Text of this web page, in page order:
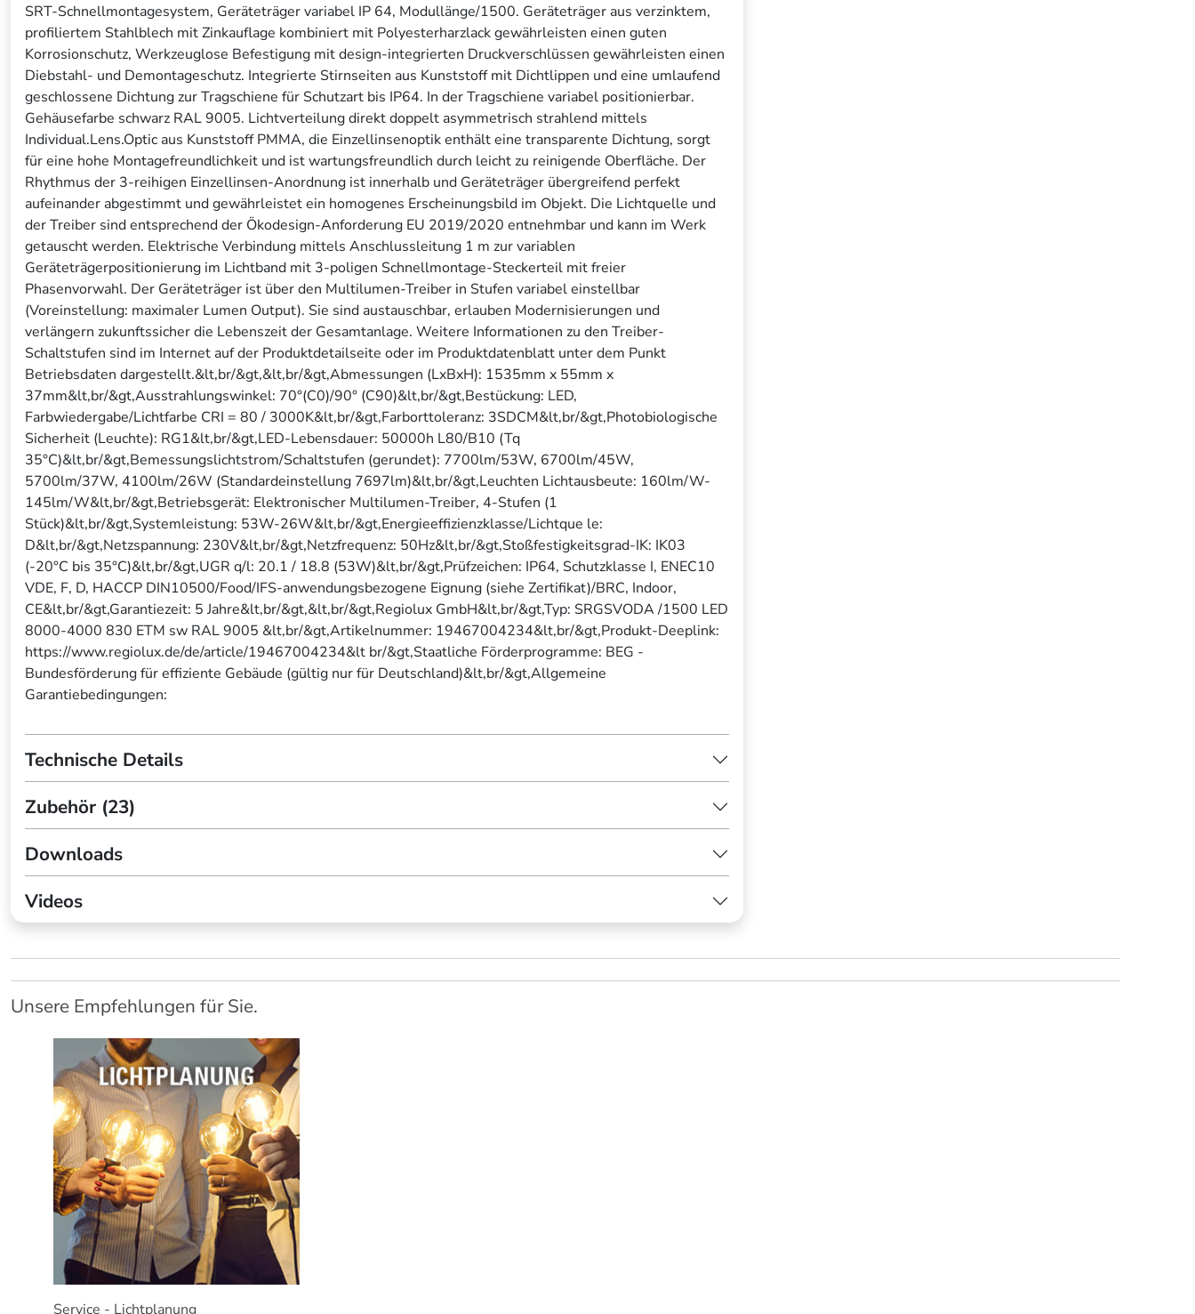
SRT-Schnellmontagesystem, Geräteträger variabel IP 64, Modullänge/1500. Geräteträger aus verzinktem,
profiliertem Stahlblech mit Zinkauflage kombiniert mit Polyesterharzlack gewährleisten einen guten
Korrosionschutz, Werkzeuglose Befestigung mit design-integrierten Druckverschlüssen gewährleisten einen
Diebstahl- und Demontageschutz. Integrierte Stirnseiten aus Kunststoff mit Dichtlippen und eine umlaufend
geschlossene Dichtung zur Tragschiene für Schutzart bis IP64. In der Tragschiene variabel positionierbar.
Gehäusefarbe schwarz RAL 9005. Lichtverteilung direkt doppelt asymmetrisch strahlend mittels
Individual.Lens.Optic aus Kunststoff PMMA, die Einzellinsenoptik enthält eine transparente Dichtung, sorgt
für eine hohe Montagefreundlichkeit und ist wartungsfreundlich durch leicht zu reinigende Oberfläche. Der
Rhythmus der 3-reihigen Einzellinsen-Anordnung ist innerhalb und Geräteträger übergreifend perfekt
aufeinander abgestimmt und gewährleistet ein homogenes Erscheinungsbild im Objekt. Die Lichtquelle und
der Treiber sind entsprechend der Ökodesign-Anforderung EU 2019/2020 entnehmbar und kann im Werk
getauscht werden. Elektrische Verbindung mittels Anschlussleitung 1 m zur variablen
Geräteträgerpositionierung im Lichtband mit 3-poligen Schnellmontage-Steckerteil mit freier
Phasenvorwahl. Der Geräteträger ist über den Multilumen-Treiber in Stufen variabel einstellbar
(Voreinstellung: maximaler Lumen Output). Sie sind austauschbar, erlauben Modernisierungen und
verlängern zukunftssicher die Lebenszeit der Gesamtanlage. Weitere Informationen zu den Treiber-
Schaltstufen sind im Internet auf der Produktdetailseite oder im Produktdatenblatt unter dem Punkt
Betriebsdaten dargestellt.&lt,br/&gt,&lt,br/&gt,Abmessungen (LxBxH): 1535mm x 55mm x
37mm&lt,br/&gt,Ausstrahlungswinkel: 70°(C0)/90° (C90)&lt,br/&gt,Bestückung: LED,
Farbwiedergabe/Lichtfarbe CRI = 80 / 3000K&lt,br/&gt,Farborttoleranz: 3SDCM&lt,br/&gt,Photobiologische
Sicherheit (Leuchte): RG1&lt,br/&gt,LED-Lebensdauer: 50000h L80/B10 (Tq
35°C)&lt,br/&gt,Bemessungslichtstrom/Schaltstufen (gerundet): 7700lm/53W, 6700lm/45W,
5700lm/37W, 4100lm/26W (Standardeinstellung 7697lm)&lt,br/&gt,Leuchten Lichtausbeute: 160lm/W-
145lm/W&lt,br/&gt,Betriebsgerät: Elektronischer Multilumen-Treiber, 4-Stufen (1
Stück)&lt,br/&gt,Systemleistung: 53W-26W&lt,br/&gt,Energieeffizienzklasse/Lichtque le:
D&lt,br/&gt,Netzspannung: 230V&lt,br/&gt,Netzfrequenz: 50Hz&lt,br/&gt,Stoßfestigkeitsgrad-IK: IK03
(-20°C bis 35°C)&lt,br/&gt,UGR q/l: 20.1 / 18.8 (53W)&lt,br/&gt,Prüfzeichen: IP64, Schutzklasse I, ENEC10
VDE, F, D, HACCP DIN10500/Food/IFS-anwendungsbezogene Eignung (siehe Zertifikat)/BRC, Indoor,
CE&lt,br/&gt,Garantiezeit: 5 Jahre&lt,br/&gt,&lt,br/&gt,Regiolux GmbH&lt,br/&gt,Typ: SRGSVODA /1500 LED
8000-4000 830 ETM sw RAL 9005 &lt,br/&gt,Artikelnummer: 19467004234&lt,br/&gt,Produkt-Deeplink:
https://www.regiolux.de/de/article/19467004234&lt br/&gt,Staatliche Förderprogramme: BEG -
Bundesförderung für effiziente Gebäude (gültig nur für Deutschland)&lt,br/&gt,Allgemeine
Garantiebedingungen:
Technische Details
Zubehör (23)
Downloads
Videos
Unsere Empfehlungen für Sie.
Service - Lichtplanung